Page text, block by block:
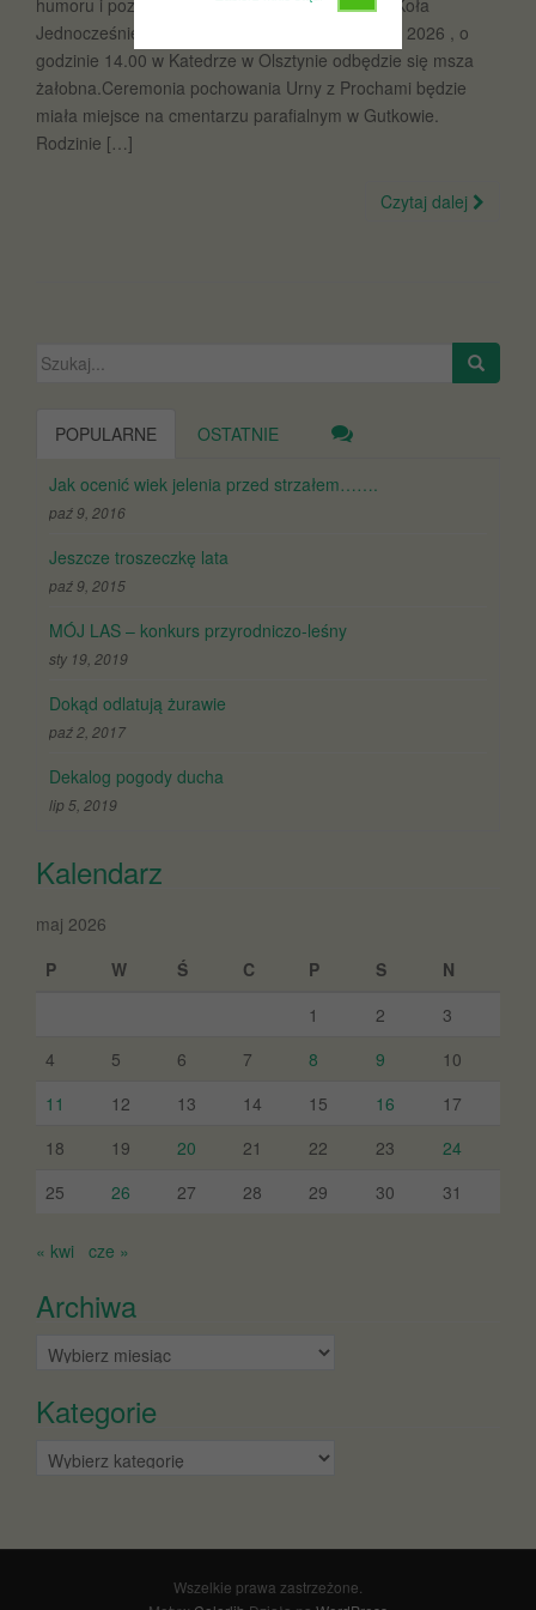
humoru i pozytywnej energii członkini Naszego Koła
Jednocześnie informujemy, że w piątek 22 maja 2026 , o
godzinie 14.00 w Katedrze w Olsztynie odbędzie się msza
żałobna.Ceremonia pochowania Urny z Prochami będzie
miała miejsce na cmentarzu parafialnym w Gutkowie.
Rodzinie […]
Czytaj dalej
Szukaj:
POPULARNE OSTATNIE
Jak ocenić wiek jelenia przed strzałem…….
paź 9, 2016
Jeszcze troszeczkę lata
paź 9, 2015
MÓJ LAS – konkurs przyrodniczo-leśny
sty 19, 2019
Dokąd odlatują żurawie
paź 2, 2017
Dekalog pogody ducha
lip 5, 2019
Kalendarz
maj 2026
P
W Ś C P S
N
1
2
3
4
5 6 7 8 9
10
11
12 13 14 15 16
17
18
19 20 21 22 23
24
25
26 27 28 29 30 31
« kwi cze »
Archiwa
Archiwa
Kategorie
Kategorie
Wszelkie prawa zastrzeżone.